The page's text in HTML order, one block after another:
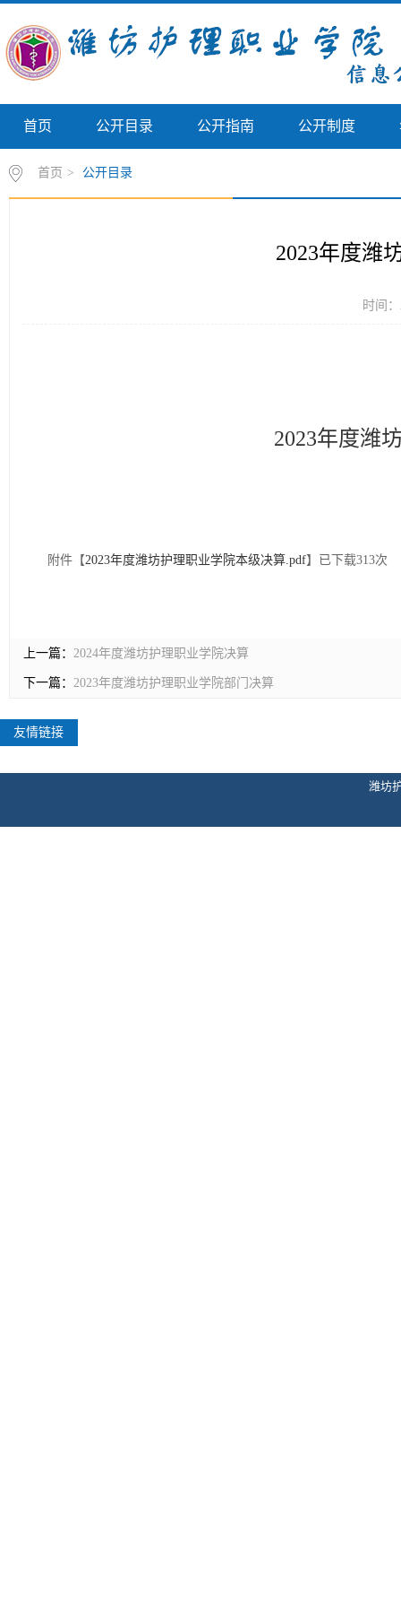
首页 公开目录 公开指南 公开制度
首页 > 公开目录
2023年度潍
时间：
2023年度潍
附件【2023年度潍坊护理职业学院本级决算.pdf】已下载313次
上一篇： 2024年度潍坊护理职业学院决算
下一篇： 2023年度潍坊护理职业学院部门决算
友情链接
潍坊